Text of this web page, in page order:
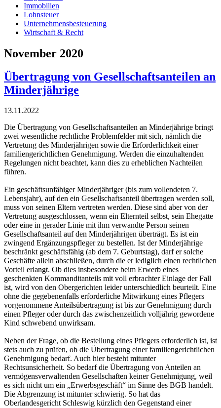
Immobilien
Lohnsteuer
Unternehmensbesteuerung
Wirtschaft & Recht
November 2020
Übertragung von Gesellschaftsanteilen an
Minderjährige
13.11.2022
Die Übertragung von Gesellschaftsanteilen an Minderjährige bringt
zwei wesentliche rechtliche Problemfelder mit sich, nämlich die
Vertretung des Minderjährigen sowie die Erforderlichkeit einer
familiengerichtlichen Genehmigung. Werden die einzuhaltenden
Regelungen nicht beachtet, kann dies zu erheblichen Nachteilen
führen.
Ein geschäftsunfähiger Minderjähriger (bis zum vollendeten 7.
Lebensjahr), auf den ein Gesellschaftsanteil übertragen werden soll,
muss von seinen Eltern vertreten werden. Diese sind aber von der
Vertretung ausgeschlossen, wenn ein Elternteil selbst, sein Ehegatte
oder eine in gerader Linie mit ihm verwandte Person seinen
Gesellschaftsanteil auf den Minderjährigen überträgt. Es ist ein
zwingend Ergänzungspfleger zu bestellen. Ist der Minderjährige
beschränkt geschäftsfähig (ab dem 7. Geburtstag), darf er solche
Geschäfte allein abschließen, durch die er lediglich einen rechtlichen
Vorteil erlangt. Ob dies insbesondere beim Erwerb eines
geschenkten Kommanditanteils mit voll erbrachter Einlage der Fall
ist, wird von den Obergerichten leider unterschiedlich beurteilt. Eine
ohne die gegebenenfalls erforderliche Mitwirkung eines Pflegers
vorgenommene Anteilsübertragung ist bis zur Genehmigung durch
einen Pfleger oder durch das zwischenzeitlich volljährig gewordene
Kind schwebend unwirksam.
Neben der Frage, ob die Bestellung eines Pflegers erforderlich ist, ist
stets auch zu prüfen, ob die Übertragung einer familiengerichtlichen
Genehmigung bedarf. Auch hier besteht mitunter
Rechtsunsicherheit. So bedarf die Übertragung von Anteilen an
vermögensverwaltenden Gesellschaften keiner Genehmigung, weil
es sich nicht um ein „Erwerbsgeschäft“ im Sinne des BGB handelt.
Die Abgrenzung ist mitunter schwierig. So hat das
Oberlandesgericht Schleswig kürzlich den Gegenstand einer